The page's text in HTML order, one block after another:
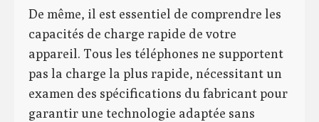
De même, il est essentiel de comprendre les
capacités de charge rapide de votre
appareil. Tous les téléphones ne supportent
pas la charge la plus rapide, nécessitant un
examen des spécifications du fabricant pour
garantir une technologie adaptée sans